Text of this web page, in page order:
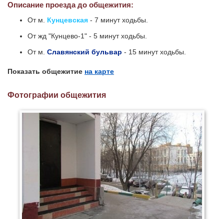
Описание проезда до общежития:
От м. Кунцевская - 7 минут ходьбы.
От жд "Кунцево-1" - 5 минут ходьбы.
От м. Славянский бульвар - 15 минут ходьбы.
Показать общежитие на карте
Фотографии общежития